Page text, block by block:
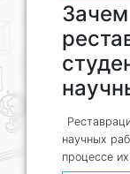
научных
процессе